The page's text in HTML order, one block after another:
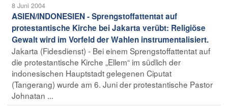
8 Juni 2004
ASIEN/INDONESIEN - Sprengstoffattentat auf
protestantische Kirche bei Jakarta verübt: Religiöse
Gewalt wird im Vorfeld der Wahlen instrumentalisiert.
Jakarta (Fidesdienst) - Bei einem Sprengstoffattentat auf
die protestantische Kirche „Ellem“ im südlich der
indonesischen Hauptstadt gelegenen Ciputat
(Tangerang) wurde am 6. Juni der protestantische Pastor
Johnatan ...